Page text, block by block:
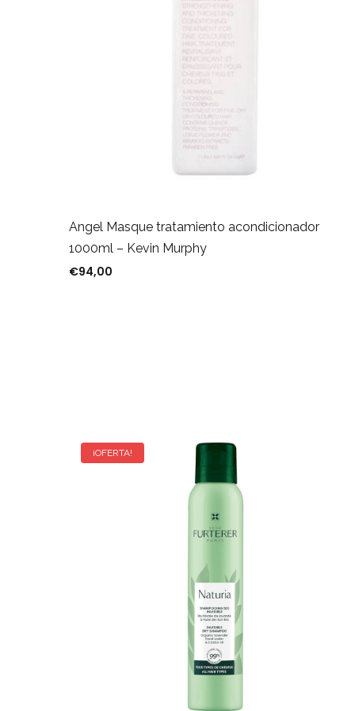
Angel Masque tratamiento acondicionador
1000ml – Kevin Murphy
€94,00
¡OFERTA!